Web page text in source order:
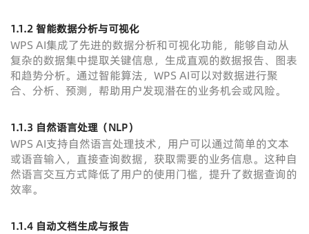
1.1.2 智能数据分析与可视化
WPS AI集成了先进的数据分析和可视化功能，能够自动从
复杂的数据集中提取关键信息，生成直观的数据报告、图表
和趋势分析。通过智能算法，WPS AI可以对数据进行聚
合、分析、预测，帮助用户发现潜在的业务机会或风险。
1.1.3 自然语言处理（NLP）
WPS AI支持自然语言处理技术，用户可以通过简单的文本
或语音输入，直接查询数据，获取需要的业务信息。这种自
然语言交互方式降低了用户的使用门槛，提升了数据查询的
效率。
1.1.4 自动文档生成与报告